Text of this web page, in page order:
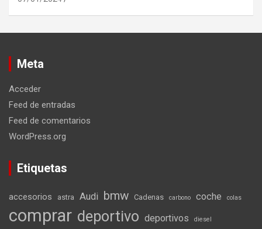
Meta
Acceder
Feed de entradas
Feed de comentarios
WordPress.org
Etiquetas
accesorios astra Audi bmw Cadenas carbono coche colas
comprar deportivo deportivos diesel